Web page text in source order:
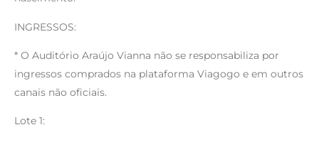
INGRESSOS:
* O Auditório Araújo Vianna não se responsabiliza por
ingressos comprados na plataforma Viagogo e em outros
canais não oficiais.
Lote 1: